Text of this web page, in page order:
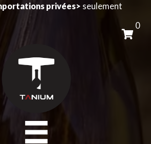
privées> seulement
0